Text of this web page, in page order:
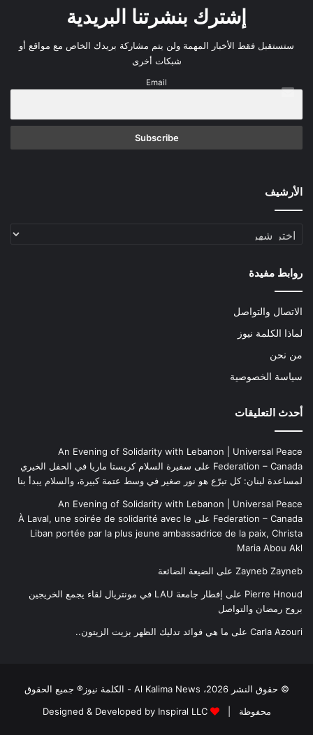
إشترك بنشرتنا البريدية
ستستقبل فقط الأخبار المهمة ولن يتم مشاركة بريدك الخاص مع مواقع أو
شبكات أخرى
Email
الأرشيف
الأرشيف
روابط مفيدة
الاتصال والتواصل
لماذا الكلمة نيوز
من نحن
سياسة الخصوصية
أحدث التعليقات
An Evening of Solidarity with Lebanon | Universal Peace
Federation – Canada على سفيرة السلام كريستا ماريا في الحفل الخيري
لمساعدة لبنان: كل تبرّع هو نور صغير في وسط عتمة كبيرة، والسلام يبدأ بنا
An Evening of Solidarity with Lebanon | Universal Peace
Federation – Canada على À Laval, une soirée de solidarité avec le
Liban portée par la plus jeune ambassadrice de la paix, Christa
Maria Abou Akl
Zayneb Zayneb على الضيعة الضائعة
Pierre Hnoud على
إفطار جامعة LAU في مونتريال لقاء يجمع الخريجين
بروح رمضان والتواصل
Carla Azouri على ما هي فوائد تدليك الظهر بزيت الزيتون..
© حقوق النشر 2026، Al Kalima News - الكلمة نيوز® جميع الحقوق
محفوظة |
Designed & Developed by Inspiral LLC